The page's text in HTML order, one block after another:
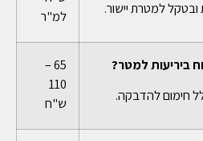
למטרת יישור.
למ"ר
ביריעות למטר?
חימום להדבקה.
65 –
110
ש"ח